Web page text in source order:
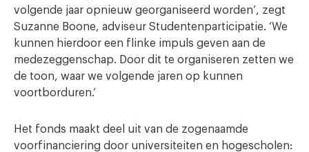
volgende jaar opnieuw georganiseerd worden’, zegt
Suzanne Boone, adviseur Studentenparticipatie. ‘We
kunnen hierdoor een flinke impuls geven aan de
medezeggenschap. Door dit te organiseren zetten we
de toon, waar we volgende jaren op kunnen
voortborduren.’
Het fonds maakt deel uit van de zogenaamde
voorfinanciering door universiteiten en hogescholen: